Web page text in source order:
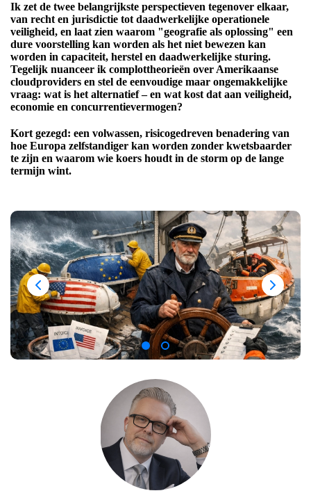
Ik zet de twee belangrijkste perspectieven tegenover elkaar,
van recht en jurisdictie tot daadwerkelijke operationele
veiligheid, en laat zien waarom "geografie als oplossing" een
dure voorstelling kan worden als het niet bewezen kan
worden in capaciteit, herstel en daadwerkelijke sturing.
Tegelijk nuanceer ik complottheorieën over Amerikaanse
cloudproviders en stel de eenvoudige maar ongemakkelijke
vraag: wat is het alternatief – en wat kost dat aan veiligheid,
economie en concurrentievermogen?
Kort gezegd: een volwassen, risicogedreven benadering van
hoe Europa zelfstandiger kan worden zonder kwetsbaarder
te zijn en waarom wie koers houdt in de storm op de lange
termijn wint.